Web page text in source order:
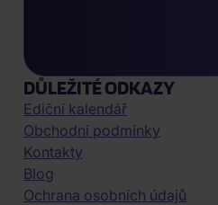
DŮLEŽITÉ ODKAZY
Ediční kalendář
Obchodní podmínky
Kontakty
Blog
Ochrana osobních údajů